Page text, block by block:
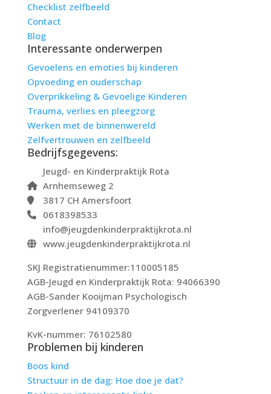
Checklist zelfbeeld
Contact
Blog
Interessante onderwerpen
Gevoelens en emoties bij kinderen
Opvoeding en ouderschap
Overprikkeling & Gevoelige Kinderen
Trauma, verlies en pleegzorg
Werken met de binnenwereld
Zelfvertrouwen en zelfbeeld
Bedrijfsgegevens:
Jeugd- en Kinderpraktijk Rota
Arnhemseweg 2
3817 CH Amersfoort
0618398533
info@jeugdenkinderpraktijkrota.nl
www.jeugdenkinderpraktijkrota.nl
SKJ Registratienummer:110005185
AGB-Jeugd en Kinderpraktijk Rota: 94066390
AGB-Sander Kooijman Psychologisch
Zorgverlener 94109370
KvK-nummer: 76102580
Problemen bij kinderen
Boos kind
Structuur in de dag: Hoe doe je dat?